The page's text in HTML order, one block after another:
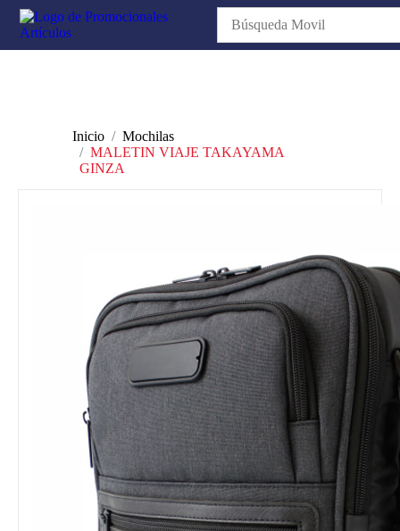
Inicio
Mochilas
MALETIN VIAJE TAKAYAMA
GINZA